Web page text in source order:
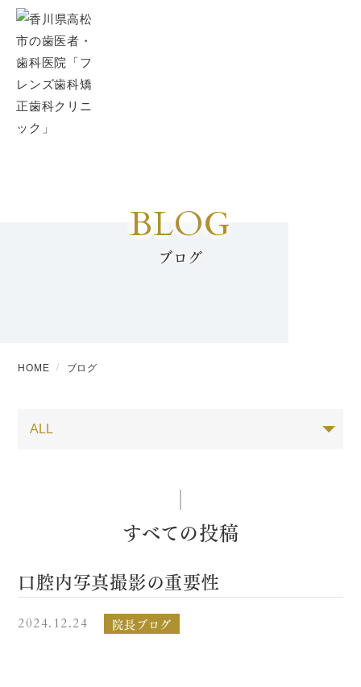
BLOG
ブログ
HOME ブログ
すべての投稿
口腔内写真撮影の重要性
2024.12.24 院長ブログ